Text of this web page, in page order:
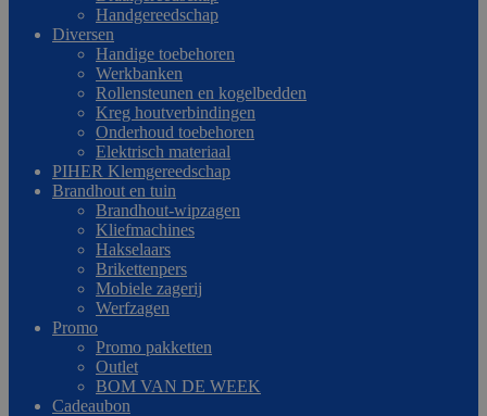
Handgereedschap
Diversen
Handige toebehoren
Werkbanken
Rollensteunen en kogelbedden
Kreg houtverbindingen
Onderhoud toebehoren
Elektrisch materiaal
PIHER Klemgereedschap
Brandhout en tuin
Brandhout-wipzagen
Kliefmachines
Hakselaars
Brikettenpers
Mobiele zagerij
Werfzagen
Promo
Promo pakketten
Outlet
BOM VAN DE WEEK
Cadeaubon